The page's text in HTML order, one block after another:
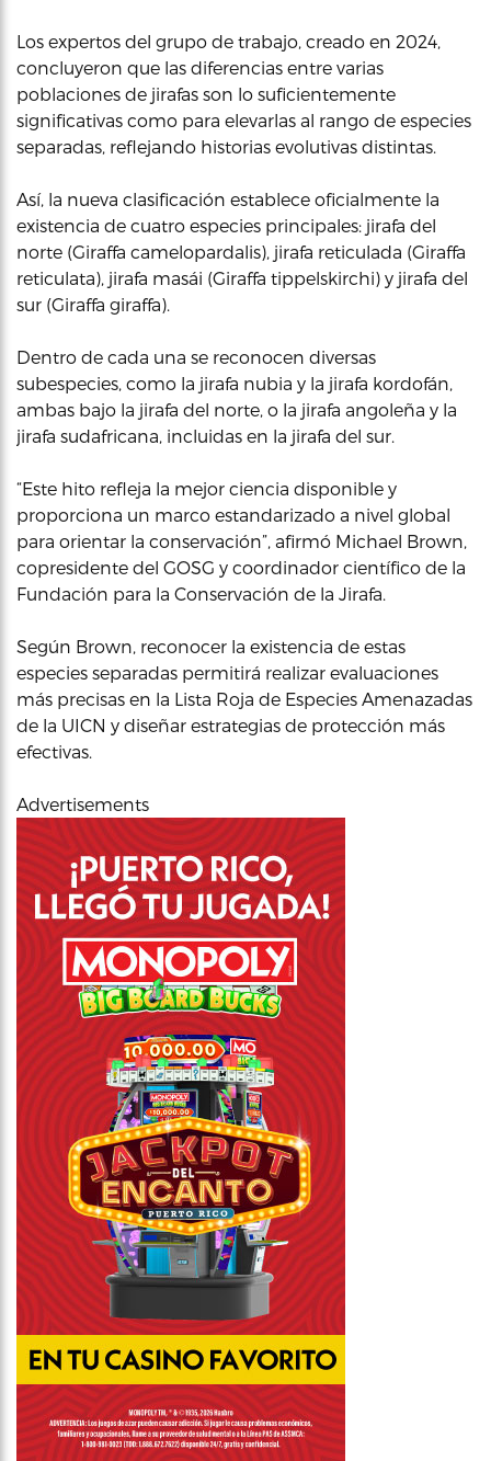
Los expertos del grupo de trabajo, creado en 2024,
concluyeron que las diferencias entre varias
poblaciones de jirafas son lo suficientemente
significativas como para elevarlas al rango de especies
separadas, reflejando historias evolutivas distintas.
Así, la nueva clasificación establece oficialmente la
existencia de cuatro especies principales: jirafa del
norte (Giraffa camelopardalis), jirafa reticulada (Giraffa
reticulata), jirafa masái (Giraffa tippelskirchi) y jirafa del
sur (Giraffa giraffa).
Dentro de cada una se reconocen diversas
subespecies, como la jirafa nubia y la jirafa kordofán,
ambas bajo la jirafa del norte, o la jirafa angoleña y la
jirafa sudafricana, incluidas en la jirafa del sur.
“Este hito refleja la mejor ciencia disponible y
proporciona un marco estandarizado a nivel global
para orientar la conservación”, afirmó Michael Brown,
copresidente del GOSG y coordinador científico de la
Fundación para la Conservación de la Jirafa.
Según Brown, reconocer la existencia de estas
especies separadas permitirá realizar evaluaciones
más precisas en la Lista Roja de Especies Amenazadas
de la UICN y diseñar estrategias de protección más
efectivas.
Advertisements